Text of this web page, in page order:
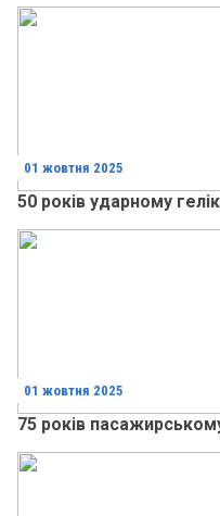
01 жовтня 2025
50 років ударному
01 жовтня 2025
75 років